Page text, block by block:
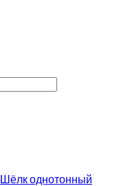
Шёлк однотонный